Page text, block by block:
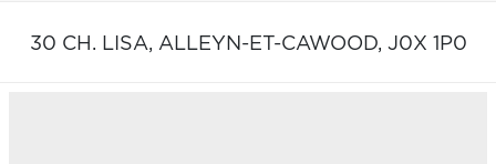
30 CH. LISA, ALLEYN-ET-CAWOOD, J0X 1P0